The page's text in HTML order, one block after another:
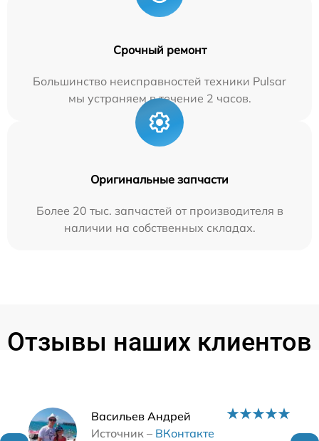
Срочный ремонт
Большинство неисправностей техники Pulsar
мы устраняем в течение 2 часов.
Оригинальные запчасти
Более 20 тыс. запчастей от производителя в
наличии на собственных складах.
Отзывы наших клиентов
Васильев Андрей
Источник – ВКонтакте
Наши мастера